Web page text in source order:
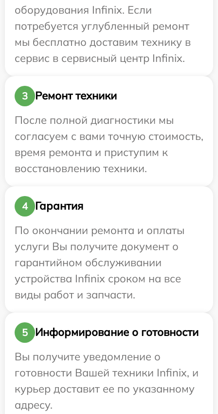
оборудования Infinix. Если
потребуется углубленный ремонт
мы бесплатно доставим технику в
сервис в сервисный центр Infinix.
3
Ремонт техники
После полной диагностики мы
согласуем с вами точную стоимость,
время ремонта и приступим к
восстановлению техники.
4
Гарантия
По окончании ремонта и оплаты
услуги Вы получите документ о
гарантийном обслуживании
устройства Infinix сроком на все
виды работ и запчасти.
5
Информирование о готовности
Вы получите уведомление о
готовности Вашей техники Infinix, и
курьер доставит ее по указанному
адресу.